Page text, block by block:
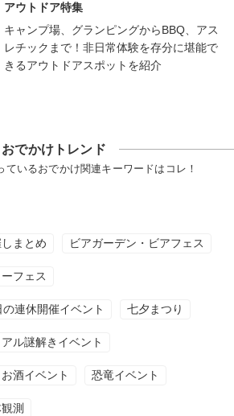
アウトドア特集
キャンプ場、グランピングからBBQ、アス
レチックまで！非日常体験を存分に堪能で
きるアウトドアスポットを紹介
おでかけトレンド
ているおでかけ関連キーワードはコレ！
まとめ ビアガーデン・ビアフェス
フェス
連休開催イベント 七夕まつり
アル謎解きイベント
お酒イベント 恐竜イベント
測